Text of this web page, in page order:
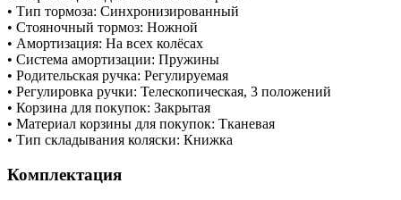
• Тип тормоза: Синхронизированный
• Стояночный тормоз: Ножной
• Амортизация: На всех колёсах
• Система амортизации: Пружины
• Родительская ручка: Регулируемая
• Регулировка ручки: Телескопическая, 3 положений
• Корзина для покупок: Закрытая
• Материал корзины для покупок: Тканевая
• Тип складывания коляски: Книжка
Комплектация